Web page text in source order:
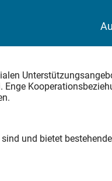
und bietet